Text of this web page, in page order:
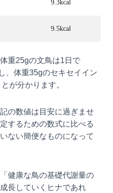
9.3kcal
9.5kcal
重25gの文鳥は1日で
、体重35gのセキセイイン
が分かります。
の数値は目安に過ぎませ
するための数式に比べる
ない簡便なものになって
健康な鳥の基礎代謝量の
長していくヒナであれ